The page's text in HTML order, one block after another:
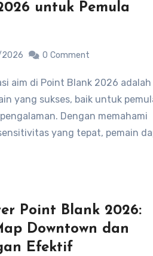
untuk Pemula
0 Comment
yang sukses, baik untuk
Dengan memahami
yang tepat, pemain
Point Blank 2026:
Downtown dan
Efektif